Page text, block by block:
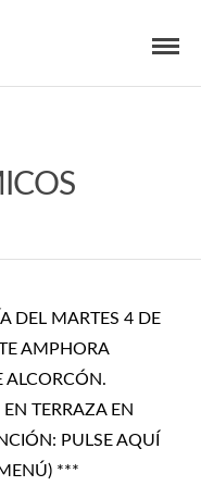
DEL MARTES 4 DE
AMPHORA
ALCORCÓN.
TERRAZA EN
PULSE AQUÍ
***